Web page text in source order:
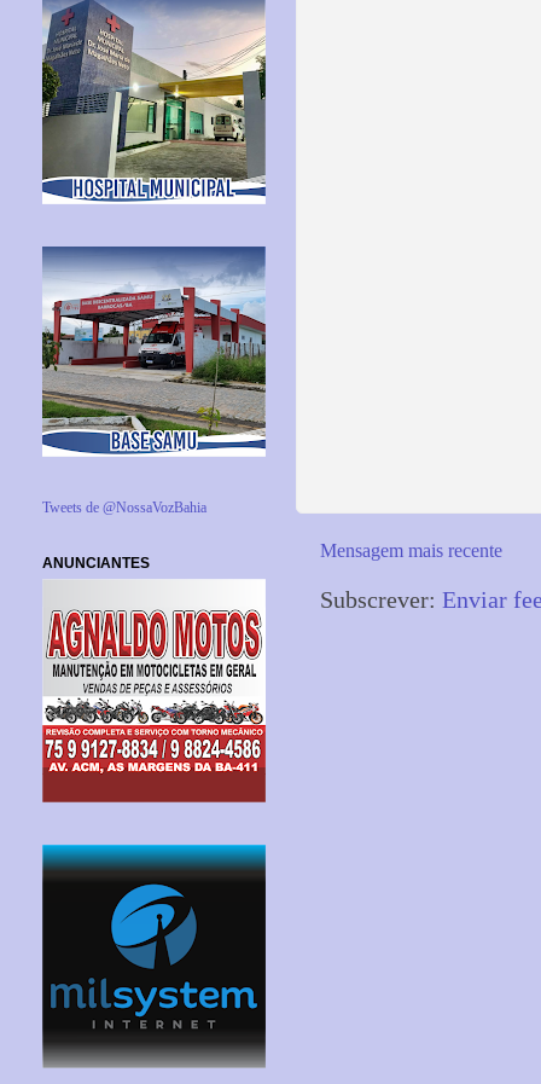
Mensagem mais recente
Subscrever: Enviar
Tweets de @NossaVozBahia
ANUNCIANTES